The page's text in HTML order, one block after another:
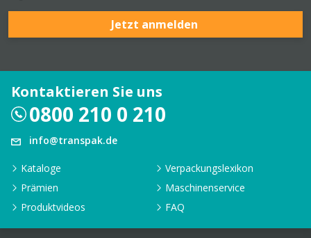
Jetzt anmelden
Kontaktieren Sie uns
0800 210 0 210
info@transpak.de
Kataloge
Verpackungslexikon
Prämien
Maschinenservice
Produktvideos
FAQ